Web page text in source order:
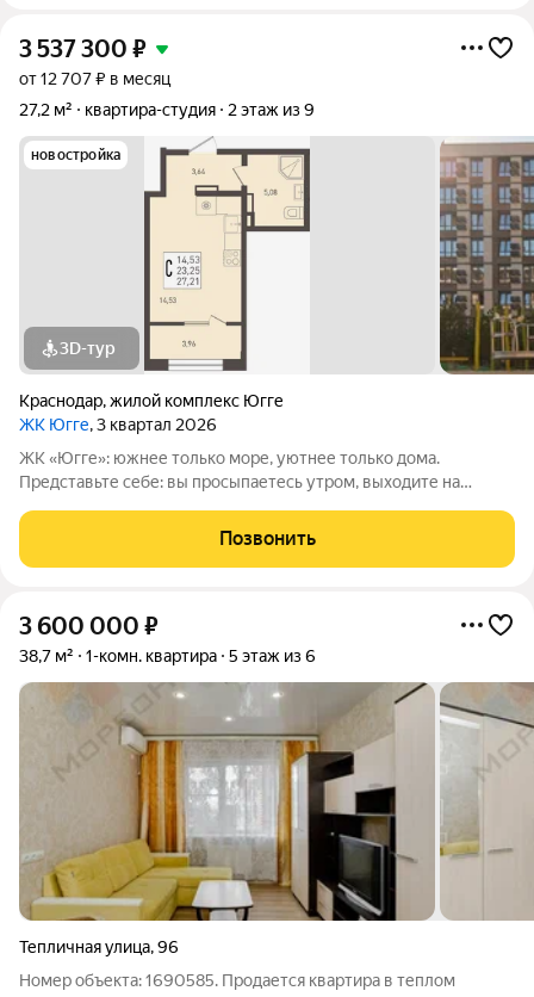
3 537 300 ₽
от 12 707 ₽ в месяц
27,2 м²
квартира-студия 2 этаж из 9
новостройка
3D-тур
Краснодар,жилой комплекс Югге
ЖК Югге, 3 квартал 2026
ЖК «Югге»: южнее только море, уютнее только дома.
Представьте себе: вы просыпаетесь утром, выходите на
зелёный парк, наполненный ароматом хвои. Вокруг - тишина,
спокойствие и ощущение полной
Позвонить
3 600 000 ₽
38,7 м² 1-комн. квартира 5 этаж из 6
Тепличная улица,96
Номер объекта: 1690585. Продается квартира в теплом